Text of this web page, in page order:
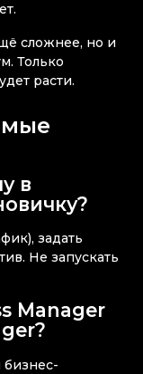
сложнее, но и
Только
расти.
в
задать
Не запускать
Manager
бизнес-